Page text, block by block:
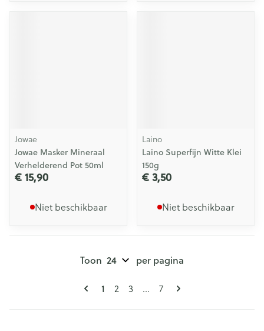
Jowae
Jowae Masker Mineraal
Verhelderend Pot 50ml
€ 15,90
Niet beschikbaar
Laino
Laino Superfijn Witte Klei
150g
€ 3,50
Niet beschikbaar
Pagina's
U lees momenteel pagina
1 Pagina
2 Pagina
3 ... Pagina
7
Toon per pagina